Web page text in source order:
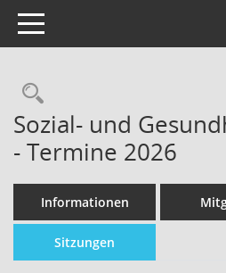
Toggle navigation
Sozial- und
- Termine 2026
Informationen
Sitzungen